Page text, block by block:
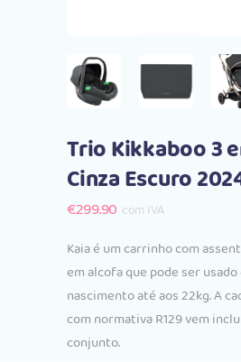
Trio Kikkaboo 3
Cinza Escuro
€299.90 com IVA
Kaia é um carrinho com
em alcofa que pode ser
nascimento até aos 22kg. A
com normativa R129 vem
conjunto.